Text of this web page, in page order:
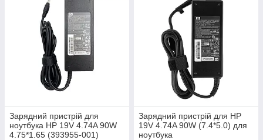
Зарядний пристрій для
ноутбука HP 19V 4.74A 90W
4.75*1.65 (393955-001)
Зарядний пристрій для HP
19V 4.74A 90W (7.4*5.0) для
ноутбука